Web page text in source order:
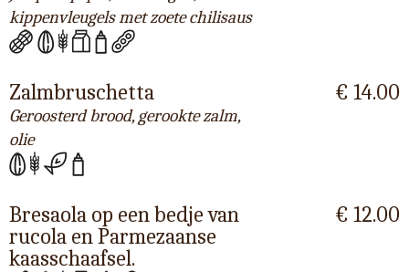
kippenvleugels met zoete chilisaus
Zalmbruschetta
Geroosterd brood, gerookte zalm,
olie
€ 14.00
Bresaola op een bedje van
rucola en Parmezaanse
kaasschaafsel.
€ 12.00